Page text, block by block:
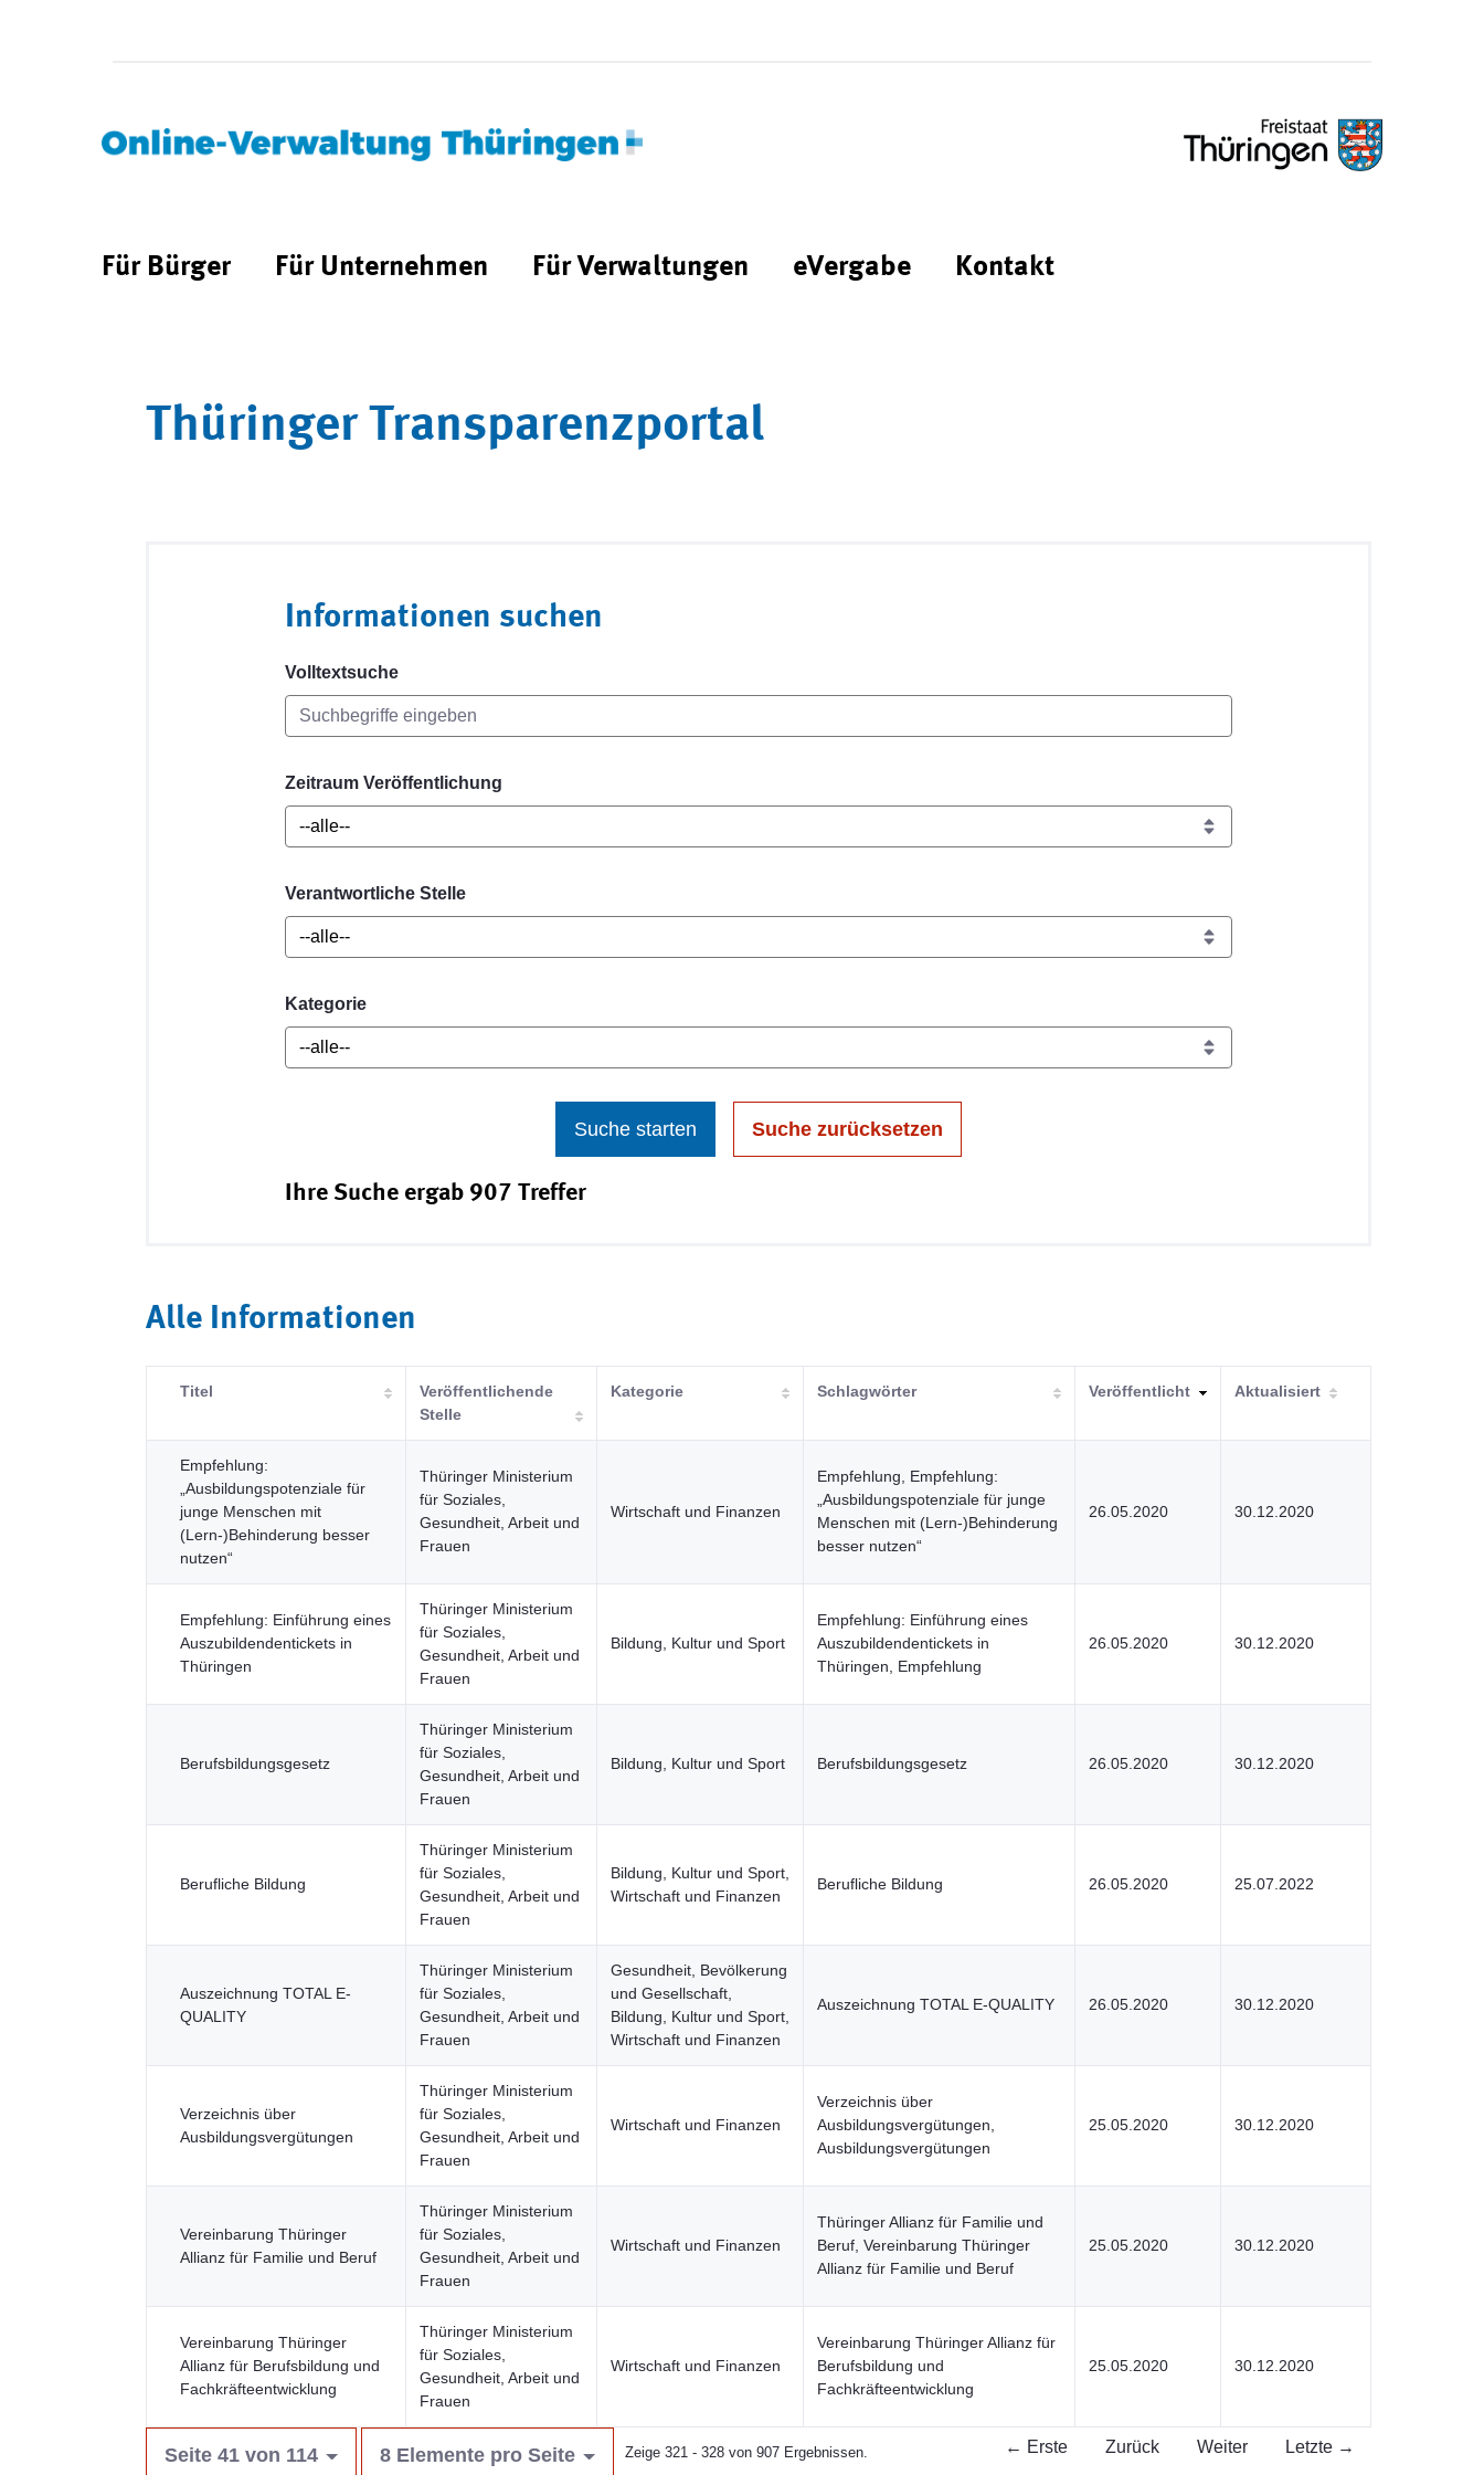
Für Bürger Für Unternehmen Für Verwaltungen eVergabe Kontakt
Thüringer Transparenzportal
Informationen suchen
Volltextsuche
Zeitraum Veröffentlichung
Verantwortliche Stelle
Kategorie
Suche starten Suche zurücksetzen
Ihre Suche ergab 907 Treffer
Alle Informationen
Titel
Veröffentlichende
Stelle
Kategorie Schlagwörter Veröffentlicht Aktualisiert
Empfehlung:
„Ausbildungspotenziale für
junge Menschen mit
(Lern-)Behinderung besser
nutzen“
Thüringer Ministerium
für Soziales,
Gesundheit, Arbeit und
Frauen
Wirtschaft und Finanzen
Empfehlung, Empfehlung:
„Ausbildungspotenziale für junge
Menschen mit (Lern-)Behinderung
besser nutzen“
26.05.2020 30.12.2020
Empfehlung: Einführung eines
Auszubildendentickets in
Thüringen
Thüringer Ministerium
für Soziales,
Gesundheit, Arbeit und
Frauen
Bildung, Kultur und Sport
Empfehlung: Einführung eines
Auszubildendentickets in
Thüringen, Empfehlung
26.05.2020 30.12.2020
Berufsbildungsgesetz
Thüringer Ministerium
für Soziales,
Gesundheit, Arbeit und
Frauen
Bildung, Kultur und Sport Berufsbildungsgesetz 26.05.2020 30.12.2020
Berufliche Bildung
Thüringer Ministerium
für Soziales,
Gesundheit, Arbeit und
Frauen
Bildung, Kultur und Sport,
Wirtschaft und Finanzen
Berufliche Bildung 26.05.2020 25.07.2022
Auszeichnung TOTAL E-
QUALITY
Thüringer Ministerium
für Soziales,
Gesundheit, Arbeit und
Frauen
Gesundheit, Bevölkerung
und Gesellschaft,
Bildung, Kultur und Sport,
Wirtschaft und Finanzen
Auszeichnung TOTAL E-QUALITY 26.05.2020 30.12.2020
Verzeichnis über
Ausbildungsvergütungen
Thüringer Ministerium
für Soziales,
Gesundheit, Arbeit und
Frauen
Wirtschaft und Finanzen
Verzeichnis über
Ausbildungsvergütungen,
Ausbildungsvergütungen
25.05.2020 30.12.2020
Vereinbarung Thüringer
Allianz für Familie und Beruf
Thüringer Ministerium
für Soziales,
Gesundheit, Arbeit und
Frauen
Wirtschaft und Finanzen
Thüringer Allianz für Familie und
Beruf, Vereinbarung Thüringer
Allianz für Familie und Beruf
25.05.2020 30.12.2020
Vereinbarung Thüringer
Allianz für Berufsbildung und
Fachkräfteentwicklung
Thüringer Ministerium
für Soziales,
Gesundheit, Arbeit und
Frauen
Wirtschaft und Finanzen
Vereinbarung Thüringer Allianz für
Berufsbildung und
Fachkräfteentwicklung
25.05.2020 30.12.2020
Seite 41 von 114 8 Elemente pro Seite Zeige 321 - 328 von 907 Ergebnissen. ← Erste Zurück Weiter Letzte →